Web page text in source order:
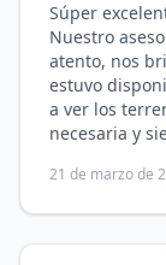
Súper
Nuestro
atento, nos
estuvo
a ver los
necesaria y
muy
21 de marzo de